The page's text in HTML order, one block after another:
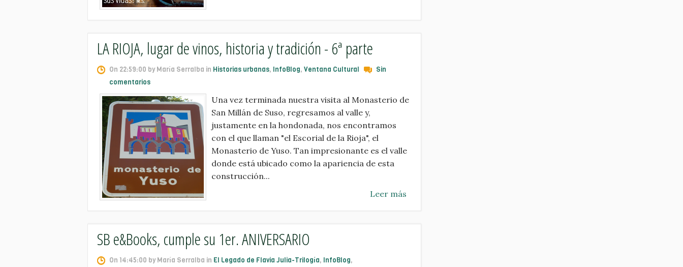
LA RIOJA, lugar de vinos, historia y tradición - 6ª parte
On 22:59:00 by María Serralba in Historias urbanas, InfoBlog, Ventana Cultural
Sin
comentarios
Una vez terminada nuestra visita al Monasterio de
San Millán de Suso, regresamos al valle y,
justamente en la hondonada, nos encontramos
con el que llaman "el Escorial de la Rioja", el
Monasterio de Yuso. Tan impresionante es el valle
donde está ubicado como la apariencia de esta
construcción...
Leer más
SB e&Books, cumple su 1er. ANIVERSARIO
On 14:45:00 by María Serralba in El Legado de Flavia Julia-Trilogía, InfoBlog,